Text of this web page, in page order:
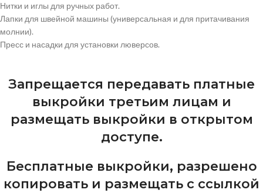
Нитки и иглы для ручных работ.
Лапки для швейной машины (универсальная и для притачивания
молнии).
Пресс и насадки для установки люверсов.
Запрещается передавать платные
выкройки третьим лицам и
размещать выкройки в открытом
доступе.
Бесплатные выкройки, разрешено
копировать и размещать с ссылкой